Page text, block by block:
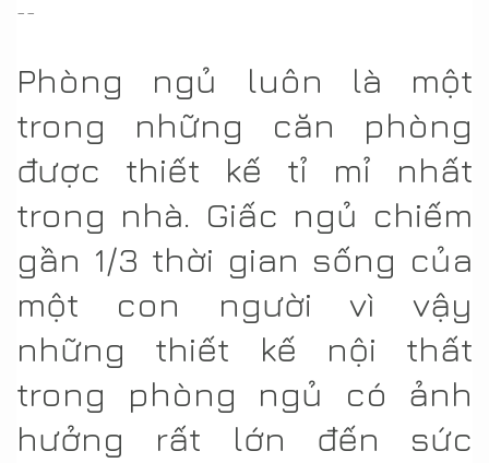
--
Phòng ngủ luôn là một
trong những căn phòng
được thiết kế tỉ mỉ nhất
trong nhà. Giấc ngủ chiếm
gần 1/3 thời gian sống của
một con người vì vậy
những thiết kế nội thất
trong phòng ngủ có ảnh
hưởng rất lớn đến sức